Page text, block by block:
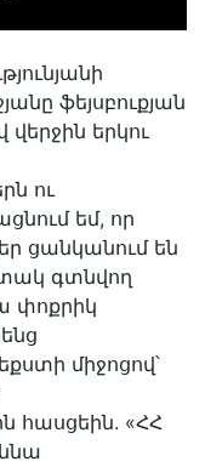
ֆեյսբուքյան
վերջին երկու
ու
եմ, որ
ցանկանում են
գտնվող
փոքրիկ
միջոցով՝
հասցեին. «ՀՀ